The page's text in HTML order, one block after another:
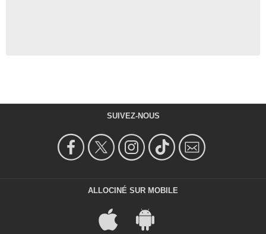
SUIVEZ-NOUS
ALLOCINÉ SUR MOBILE